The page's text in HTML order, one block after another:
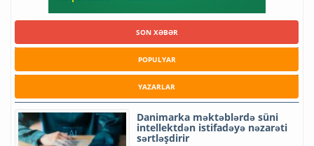
SON XƏBƏR
POPULYAR
YAZARLAR
Danimarka məktəblərdə süni
intellektdən istifadəyə nəzarəti
sərtləşdirir